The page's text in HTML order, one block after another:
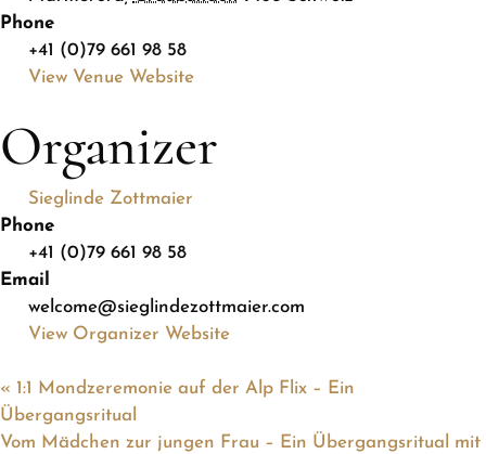
Phone
+41 (0)79 661 98 58
View Venue Website
Organizer
Sieglinde Zottmaier
Phone
+41 (0)79 661 98 58
Email
welcome@sieglindezottmaier.com
View Organizer Website
« 1:1 Mondzeremonie auf der Alp Flix – Ein
Übergangsritual
Vom Mädchen zur jungen Frau – Ein Übergangsritual mit